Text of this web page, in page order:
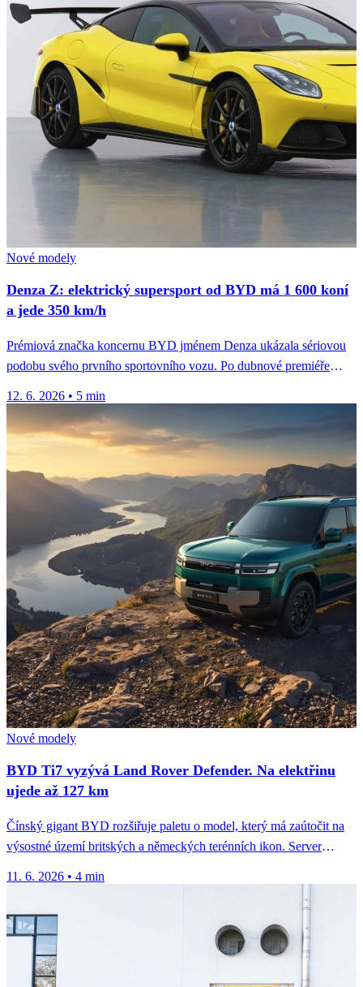
Nové modely
Denza Z: elektrický supersport od BYD má 1 600 koní
a jede 350 km/h
Prémiová značka koncernu BYD jménem Denza ukázala sériovou
podobu svého prvního sportovního vozu. Po dubnové premiéře
12. 6. 2026 • 5 min
Nové modely
BYD Ti7 vyzývá Land Rover Defender. Na elektřinu
ujede až 127 km
Čínský gigant BYD rozšiřuje paletu o model, který má zaútočit na
výsostné území britských a německých terénních ikon. Server
11. 6. 2026 • 4 min